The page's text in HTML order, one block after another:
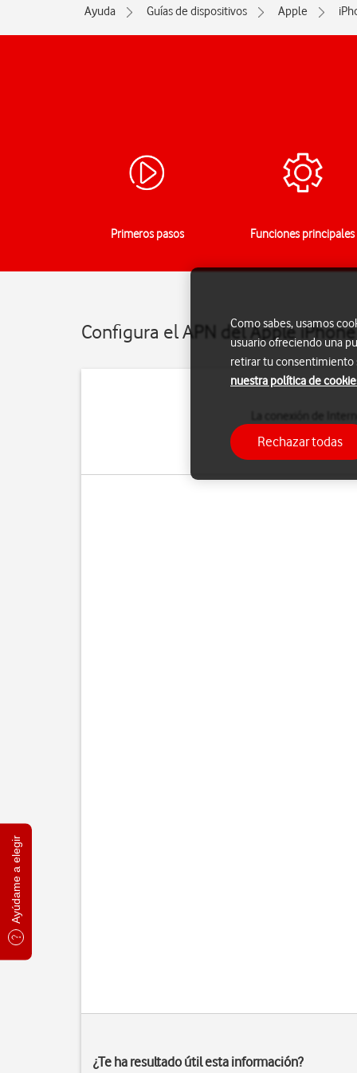
Ayúdame a elegir
Ayuda Guías de dispositivos Apple
Primeros pasos Funciones principales
Configura el APN del Apple
correo electrónico,
insertada la tarjeta
¿Te ha resultado útil esta información?
Como sabes, usamos
usuario ofreciendo una
retirar tu consentimiento
nuestra política de
Rechazar todas